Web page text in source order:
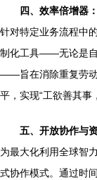
四、效率倍增器
针对特定业务流程中
制化工具——无论是自
——旨在消除重复劳动
平，实现“工欲善其事
五、开放协作与
为最大化利用全球智
式协作模式。通过时